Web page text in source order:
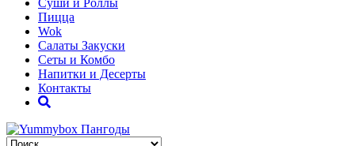
Суши и Роллы
Пицца
Wok
Салаты Закуски
Сеты и Комбо
Напитки и Десерты
Контакты